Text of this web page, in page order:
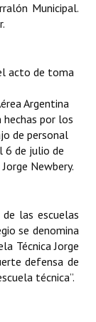
Municipal.
acto de toma
Argentina
por los
de personal
6 de julio de
Newbery.
las escuelas
se denomina
Técnica Jorge
defensa de
técnica”.